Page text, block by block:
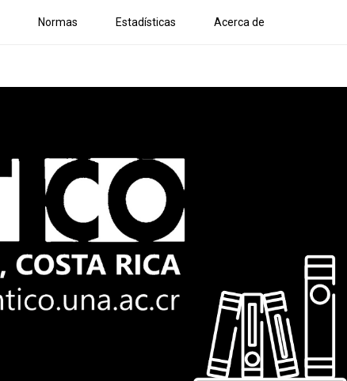
Normas Estadísticas Acerca de